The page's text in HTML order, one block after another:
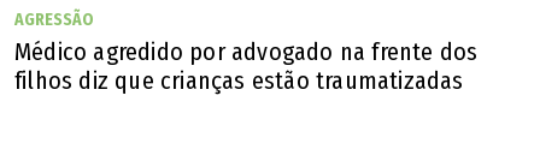
AGRESSÃO
Médico agredido por advogado na frente dos
filhos diz que crianças estão traumatizadas